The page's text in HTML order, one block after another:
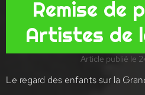
Remise de
Artistes de
Article publié le
Le regard des enfants sur la